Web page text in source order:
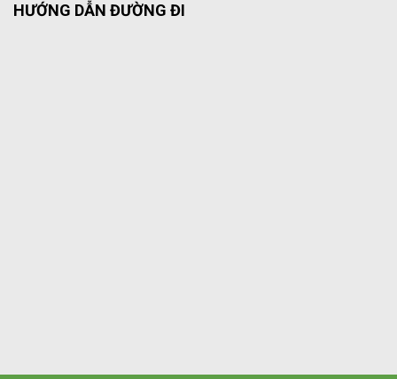
HƯỚNG DẪN ĐƯỜNG ĐI